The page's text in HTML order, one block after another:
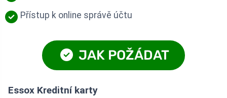
Přístup k online správě účtu
JAK POŽÁDAT
Essox Kreditní karty